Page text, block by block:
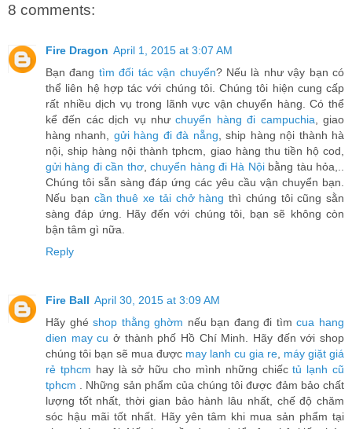
8 comments:
Fire Dragon April 1, 2015 at 3:07 AM
Bạn đang tìm đối tác vận chuyển? Nếu là như vậy bạn có
thể liên hệ hợp tác với chúng tôi. Chúng tôi hiện cung cấp
rất nhiều dịch vụ trong lãnh vực vận chuyển hàng. Có thể
kể đến các dịch vụ nhưchuyển hàng đi campuchia , giao
hàng nhanh, gửi hàng đi đà nẵng , ship hàng nội thành hà
nội, ship hàng nội thành tphcm, giao hàng thu tiền hộ cod,
gửi hàng đi cần thơ,chuyển hàng đi Hà Nộibằng tàu hỏa,..
Chúng tôi sẵn sàng đáp ứng các yêu cầu vận chuyển bạn.
Nếu bạn cần thuê xe tải chở hàng thì chúng tôi cũng sằn
sàng đáp ứng. Hãy đến với chúng tôi, bạn sẽ không còn
bận tâm gì nữa.
Reply
Fire Ball April 30, 2015 at 3:09 AM
Hãy ghéshop thằng ghờm nếu bạn đang đi tìmcua hang
dien may cu ở thành phố Hồ Chí Minh. Hãy đến với shop
chúng tôi bạn sẽ mua được may lanh cu gia re máy giặt giá
rẻ tphcm hay là sở hữu cho mình những chiếctủ lạnh cũ
tphcm
. Những sản phẩm của chúng tôi được đảm bảo chất
lượng tốt nhất, thời gian bảo hành lâu nhất, chế độ chăm
sóc hậu mãi tốt nhất. Hãy yên tâm khi mua sản phẩm tại